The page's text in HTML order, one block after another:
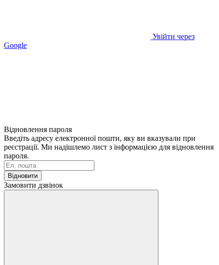
Увійти через
Google
Відновлення пароля
Введіть адресу електронної пошти, яку ви вказували при
реєстрації. Ми надішлемо лист з інформацією для відновлення
пароля.
Відновити
Замовити дзвінок